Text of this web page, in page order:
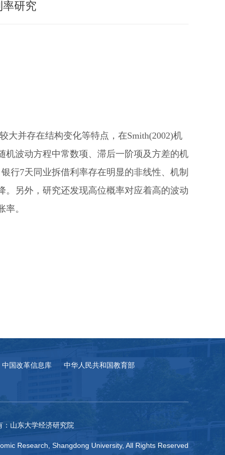
研究
大并存在结构变化等特点，在Smith(2002)机
机波动方程中常数项、滞后一阶项及方差的机
行7天同业拆借利率存在明显的非线性、机制
另外，研究还发现高位概率对应着高的波动
。
中国改革信息库 中华人民共和国教育部
：山东大学经济研究院
Research, Shangdong University, All Rights Reserved